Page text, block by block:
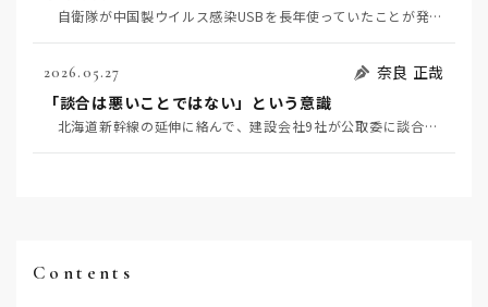
自衛隊が中国製ウイルス感染USBを長年使っていたことが発覚して問題になっている（7月2日日経）。筆…
2026.05.27
奈良 正哉
「談合は悪いことではない」という意識
北海道新幹線の延伸に絡んで、建設会社9社が公取委に談合を疑われている（5月20日日経）。 談合と…
Contents